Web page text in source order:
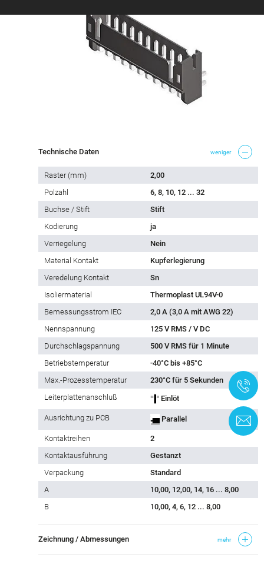
Technische Daten weniger
Raster (mm)
2,00
Polzahl
6, 8, 10, 12 ... 32
Buchse / Stift
Stift
Kodierung
ja
Verriegelung
Nein
Material Kontakt
Kupferlegierung
Veredelung Kontakt
Sn
Isoliermaterial
Thermoplast UL94V-0
Bemessungsstrom IEC
2,0 A (3,0 A mit AWG 22)
Nennspannung
125 V RMS / V DC
Durchschlagspannung
500 V RMS für 1 Minute
Betriebstemperatur
-40°C bis +85°C
Max.-Prozesstemperatur
230°C für 5 Sekunden
Leiterplattenanschluß
Einlöt
Ausrichtung zu PCB Parallel
Kontaktreihen
2
Kontaktausführung
Gestanzt
Verpackung
Standard
A
10,00, 12,00, 14, 16 ... 8,00
B
10,00, 4, 6, 12 ... 8,00
Zeichnung / Abmessungen mehr